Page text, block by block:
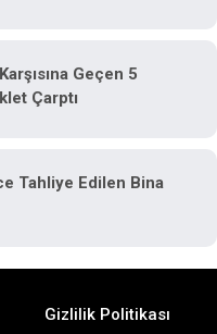
Geçen 5
Çarptı
Tahliye Edilen Bina
Gizlilik Politikası